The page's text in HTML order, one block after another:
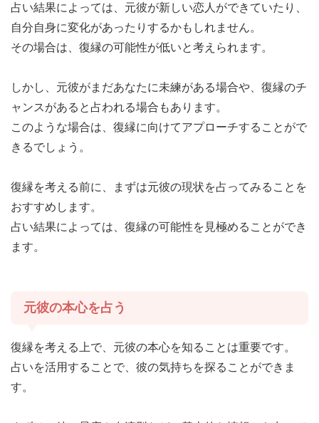
占い結果によっては、元彼が新しい恋人ができていたり、
自分自身に変化があったりするかもしれません。
その場合は、復縁の可能性が低いと考えられます。
しかし、元彼がまだあなたに未練がある場合や、復縁のチ
ャンスがあると占われる場合もあります。
このような場合は、復縁に向けてアプローチすることがで
きるでしょう。
復縁を考える前に、まずは元彼の現状を占ってみることを
おすすめします。
占い結果によっては、復縁の可能性を見極めることができ
ます。
元彼の本心を占う
復縁を考える上で、元彼の本心を知ることは重要です。
占いを活用することで、彼の気持ちを探ることができま
す。